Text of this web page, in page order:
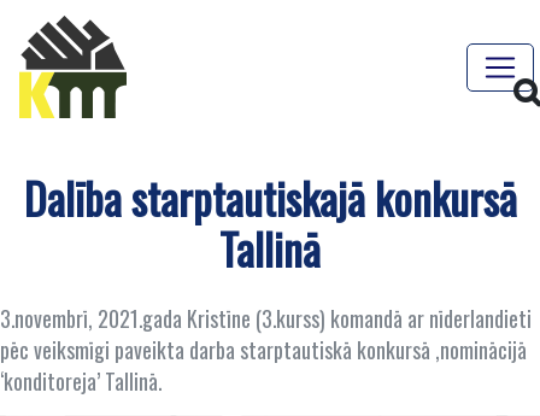
Dalība starptautiskajā konkursā
Tallinā
3.novembrī, 2021.gada Kristīne (3.kurss) komandā ar nīderlandieti
pēc veiksmīgi paveikta darba starptautiskā konkursā ,nominācijā
‘konditoreja’ Tallinā.